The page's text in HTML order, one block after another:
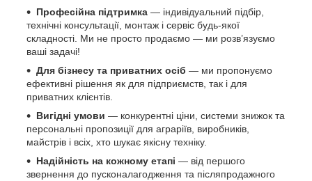
Професійна підтримка — індивідуальний підбір,
технічні консультації, монтаж і сервіс будь-якої
складності. Ми не просто продаємо — ми розв’язуємо
ваші задачі!
Для бізнесу та приватних осіб — ми пропонуємо
ефективні рішення як для підприємств, так і для
приватних клієнтів.
Вигідні умови — конкурентні ціни, системи знижок та
персональні пропозиції для аграріїв, виробників,
майстрів і всіх, хто шукає якісну техніку.
Надійність на кожному етапі — від першого
звернення до пусконалагодження та післяпродажного